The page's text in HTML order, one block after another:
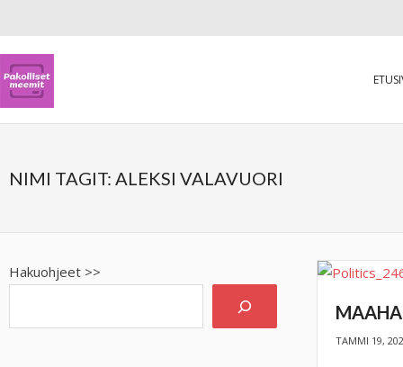
NIMI TAGIT: ALEKSI VALAVUORI
TAMMI 19,
Hakuohjeet >>